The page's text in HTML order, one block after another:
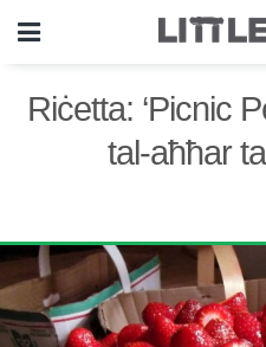
Riċetta: ‘Picnic
tal-aħħar